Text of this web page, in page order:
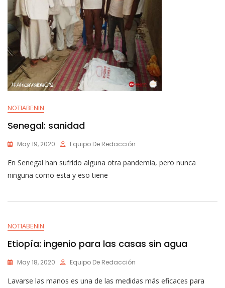
NOTIABENIN
Senegal: sanidad
May 19, 2020 Equipo De Redacción
En Senegal han sufrido alguna otra pandemia, pero nunca
ninguna como esta y eso tiene
NOTIABENIN
Etiopía: ingenio para las casas sin agua
May 18, 2020 Equipo De Redacción
Lavarse las manos es una de las medidas más eficaces para